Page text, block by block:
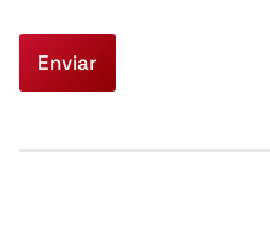
Enviar